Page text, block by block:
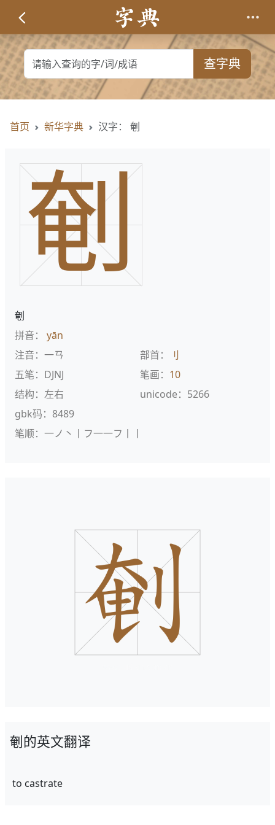
查字典
首页 新华字典 汉字： 剦
剦
剦
拼音： yān
注音：一ㄢ
部首：
刂
五笔：DJNJ
笔画： 10
结构：左右
unicode：5266
gbk码：8489
笔顺：一ノ丶丨フ一一フ丨丨
剦的英文翻译
to castrate